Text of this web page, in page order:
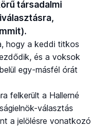
társadalmi
hogy a keddi titkos
és a voksok
egy-másfél órát
felkerült a Hallerné
választás
a jelölésre vonatkozó